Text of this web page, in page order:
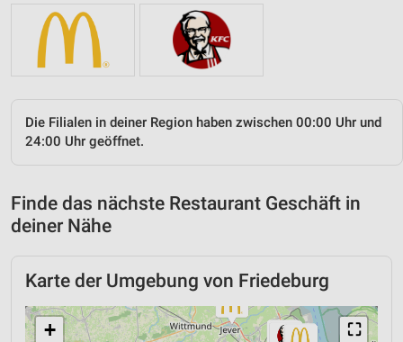
Die Filialen in deiner Region haben zwischen 00:00 Uhr und
24:00 Uhr geöffnet.
Finde das nächste Restaurant Geschäft in
deiner Nähe
Karte der Umgebung von Friedeburg
⛶
+